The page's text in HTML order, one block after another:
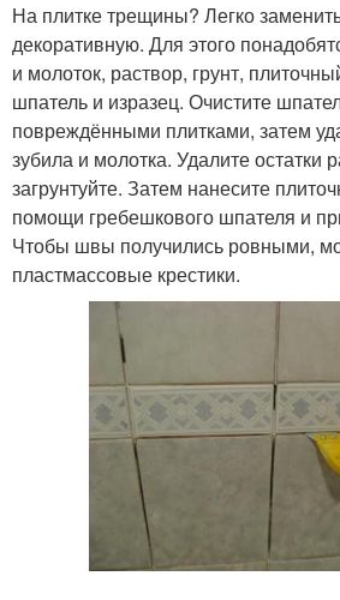
На плитке трещины? Легко
декоративную. Для этого
и молоток, раствор, грунт,
шпатель и изразец. Очистите
повреждёнными плитками, затем
зубила и молотка. Удалите остатки
загрунтуйте. Затем нанесите
помощи гребешкового шпателя и
Чтобы швы получились ровными,
пластмассовые крестики.